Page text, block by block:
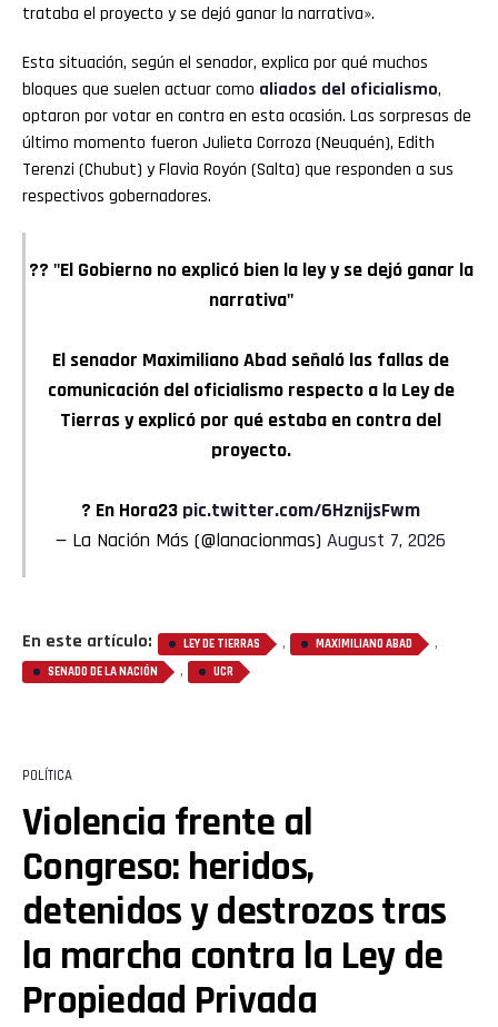
trataba el proyecto y se dejó ganar la narrativa».
Esta situación, según el senador, explica por qué muchos
bloques que suelen actuar como aliados del oficialismo,
optaron por votar en contra en esta ocasión. Las sorpresas de
último momento fueron Julieta Corroza (Neuquén), Edith
Terenzi (Chubut) y Flavia Royón (Salta) que responden a sus
respectivos gobernadores.
?? "El Gobierno no explicó bien la ley y se dejó ganar la
narrativa"
El senador Maximiliano Abad señaló las fallas de
comunicación del oficialismo respecto a la Ley de
Tierras y explicó por qué estaba en contra del
proyecto.
? En Hora23 pic.twitter.com/6HznijsFwm
— La Nación Más (@lanacionmas) August 7, 2026
En este artículo: LEY DE TIERRAS , MAXIMILIANO ABAD ,
SENADO DE LA NACIÓN , UCR
POLÍTICA
Violencia frente al
Congreso: heridos,
detenidos y destrozos tras
la marcha contra la Ley de
Propiedad Privada